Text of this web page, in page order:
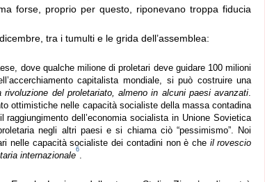
forse, proprio per questo, riponevano troppa fiducia
tra i tumulti e le grida dell’assemblea:
dove qualche milione di proletari deve guidare 100 milioni
capitalista mondiale, si può costruire una
rivoluzione del proletariato, almeno in alcuni paesi avanzati
ottimistiche nelle capacità socialiste della massa contadina
raggiungimento dell’economia socialista in Unione Sovietica
negli altri paesi e si chiama ciò “pessimismo”. Noi
nelle capacità socialiste dei contadini non è che il rovescio
internazionale
6